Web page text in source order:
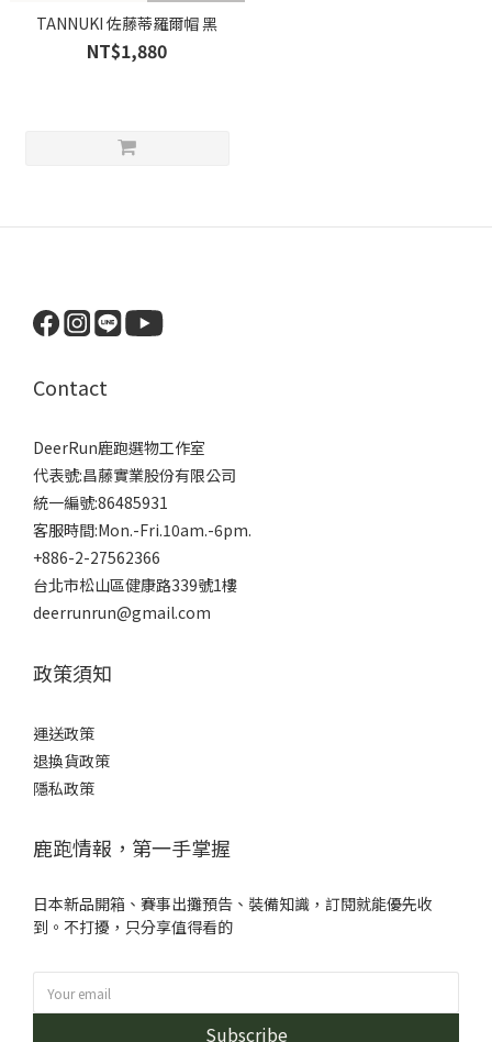
TANNUKI 佐藤蒂羅爾帽 黑
NT$1,880
Contact
DeerRun鹿跑選物工作室
代表號:昌藤實業股份有限公司
統一編號:86485931
客服時間:Mon.-Fri.10am.-6pm.
+886-2-27562366
台北市松山區健康路339號1樓
deerrunrun@gmail.com
政策須知
運送政策
退換貨政策
隱私政策
鹿跑情報，第一手掌握
日本新品開箱、賽事出攤預告、裝備知識，訂閱就能優先收
到。不打擾，只分享值得看的
Subscribe